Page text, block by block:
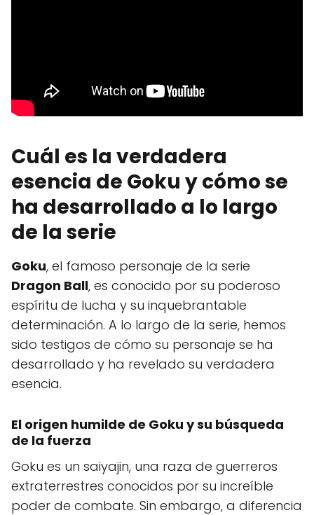
Cuál es la verdadera
esencia de Goku y cómo se
ha desarrollado a lo largo
de la serie
Goku, el famoso personaje de la serie
Dragon Ball, es conocido por su poderoso
espíritu de lucha y su inquebrantable
determinación. A lo largo de la serie, hemos
sido testigos de cómo su personaje se ha
desarrollado y ha revelado su verdadera
esencia.
El origen humilde de Goku y su búsqueda
de la fuerza
Goku es un saiyajin, una raza de guerreros
extraterrestres conocidos por su increíble
poder de combate. Sin embargo, a diferencia